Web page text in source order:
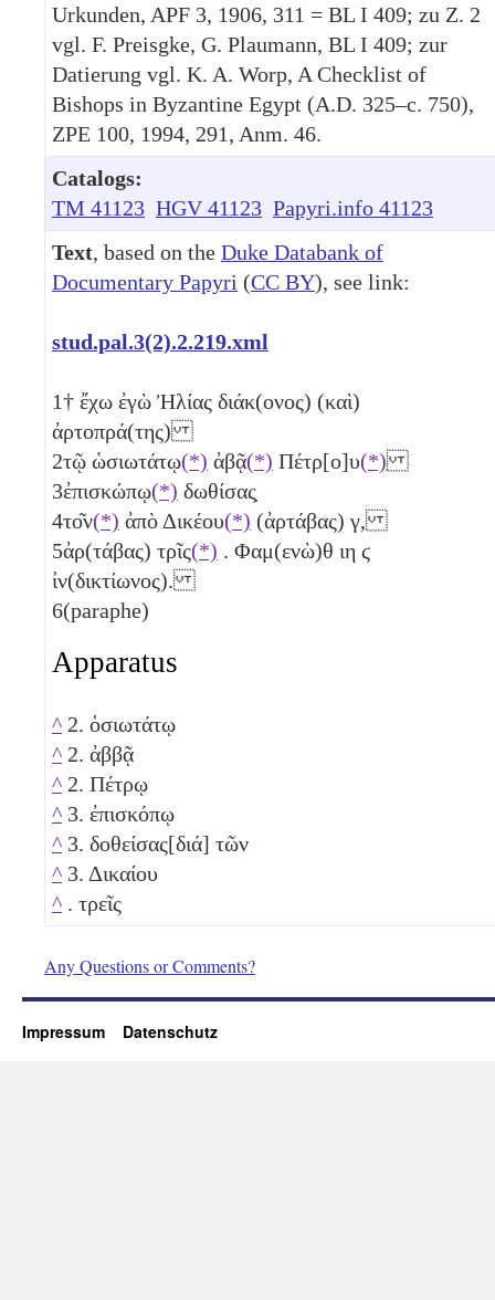
Urkunden, APF 3, 1906, 311 = BL I 409; zu Z. 2
vgl. F. Preisgke, G. Plaumann, BL I 409; zur
Datierung vgl. K. A. Worp, A Checklist of
Bishops in Byzantine Egypt (A.D. 325–c. 750),
ZPE 100, 1994, 291, Anm. 46.
Catalogs:
TM 41123 HGV 41123 Papyri.info 41123
Text, based on the Duke Databank of
Documentary Papyri (CC BY), see link:
stud.pal.3(2).2.219.xml
1† ἔχω ἐγὼ Ἠλίας διάκ(ονος) (καὶ)
ἀρτοπρά(της)
2τῷ ὡσιωτάτῳ(*) ἀβᾷ(*) Πέτρ[ο]υ(*)
3ἐπισκώπῳ(*) δωθίσας̣
4το͂ν(*) ἀπὸ Δικέου(*) (ἀρτάβας) γ,
5ἀρ(τάβας) τρῖς(*) . Φαμ(ενὼ)θ ιη ϛ
ἰν(δικτίωνος).
6(paraphe)
Apparatus
^ 2. ὁσιωτάτῳ
^ 2. ἀββᾷ
^ 2. Πέτρῳ
^ 3. ἐπισκόπῳ
^ 3. δοθείσας[διά] τῶν
^ 3. Δικαίου
^ . τρεῖς
Any Questions or Comments?
Impressum Datenschutz